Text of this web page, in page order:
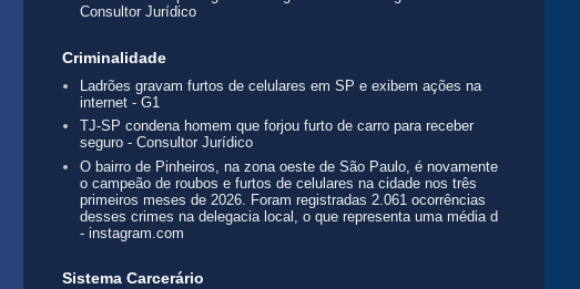
Consultor Jurídico
Criminalidade
Ladrões gravam furtos de celulares em SP e exibem ações na
internet - G1
TJ-SP condena homem que forjou furto de carro para receber
seguro - Consultor Jurídico
O bairro de Pinheiros, na zona oeste de São Paulo, é novamente
o campeão de roubos e furtos de celulares na cidade nos três
primeiros meses de 2026. Foram registradas 2.061 ocorrências
desses crimes na delegacia local, o que representa uma média d
- instagram.com
Sistema Carcerário